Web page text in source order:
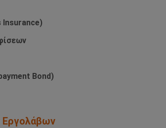
Insurance)
Bond)
Εργολάβων